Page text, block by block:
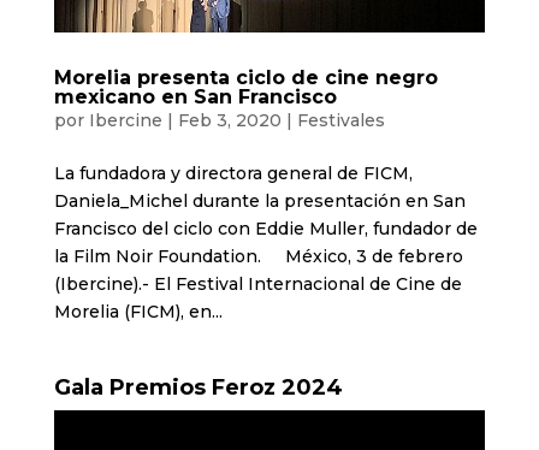
Morelia presenta ciclo de cine negro
mexicano en San Francisco
por Ibercine Feb 3, 2020 Festivales
La fundadora y directora general de FICM,
Daniela_Michel durante la presentación en San
Francisco del ciclo con Eddie Muller, fundador de
la Film Noir Foundation. México, 3 de febrero
(Ibercine).- El Festival Internacional de Cine de
Morelia (FICM), en...
Gala Premios Feroz 2024